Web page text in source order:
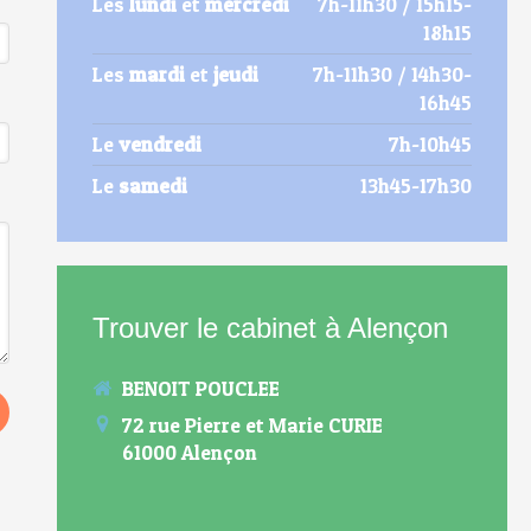
18h15
Les mardiet jeudi
7h-11h30 / 14h30-
16h45
Levendredi
7h-10h45
Le samedi 13h45-17h30
Trouver le cabinet à Alençon
BENOIT POUCLEE
72 rue Pierre et Marie CURIE
61000Alençon